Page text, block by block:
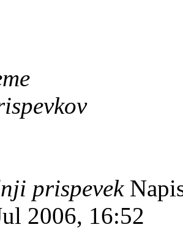
prispevek
2006, 16:52